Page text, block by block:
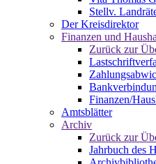
Stellv.
Der Kreisdirektor
Finanzen und
Zurück zur
Finanzen/
Amtsblätter
Archiv
Zurück zur
Jahrbuch des